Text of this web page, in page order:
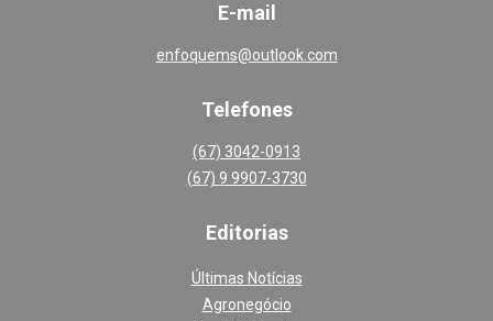
E-mail
enfoquems@outlook.com
Telefones
(67) 3042-0913
(67) 9 9907-3730
Editorias
Últimas Notícias
Agronegócio